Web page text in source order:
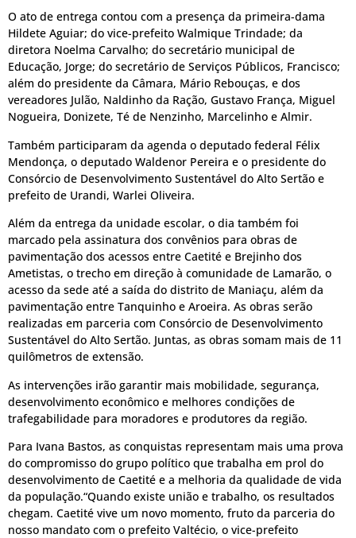
O ato de entrega contou com a presença da primeira-dama
Hildete Aguiar; do vice-prefeito Walmique Trindade; da
diretora Noelma Carvalho; do secretário municipal de
Educação, Jorge; do secretário de Serviços Públicos, Francisco;
além do presidente da Câmara, Mário Rebouças, e dos
vereadores Julão, Naldinho da Ração, Gustavo França, Miguel
Nogueira, Donizete, Té de Nenzinho, Marcelinho e Almir.
Também participaram da agenda o deputado federal Félix
Mendonça, o deputado Waldenor Pereira e o presidente do
Consórcio de Desenvolvimento Sustentável do Alto Sertão e
prefeito de Urandi, Warlei Oliveira.
Além da entrega da unidade escolar, o dia também foi
marcado pela assinatura dos convênios para obras de
pavimentação dos acessos entre Caetité e Brejinho dos
Ametistas, o trecho em direção à comunidade de Lamarão, o
acesso da sede até a saída do distrito de Maniaçu, além da
pavimentação entre Tanquinho e Aroeira. As obras serão
realizadas em parceria com Consórcio de Desenvolvimento
Sustentável do Alto Sertão. Juntas, as obras somam mais de 11
quilômetros de extensão.
As intervenções irão garantir mais mobilidade, segurança,
desenvolvimento econômico e melhores condições de
trafegabilidade para moradores e produtores da região.
Para Ivana Bastos, as conquistas representam mais uma prova
do compromisso do grupo político que trabalha em prol do
desenvolvimento de Caetité e a melhoria da qualidade de vida
da população.“Quando existe união e trabalho, os resultados
chegam. Caetité vive um novo momento, fruto da parceria do
nosso mandato com o prefeito Valtécio, o vice-prefeito